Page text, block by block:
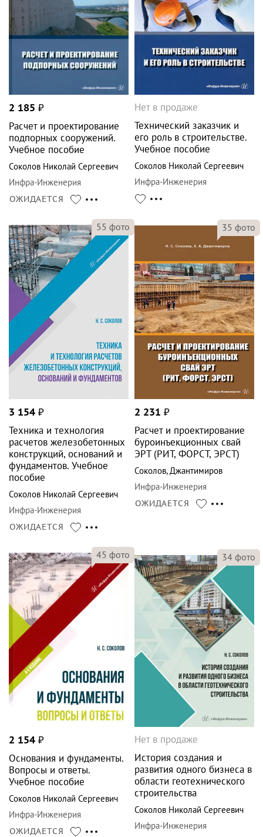
2 185 ₽
Расчет и проектирование
подпорных сооружений.
Учебное пособие
Соколов Николай Сергеевич
Инфра-Инженерия
ОЖИДАЕТСЯ
Нет в продаже
Технический заказчик и
его роль в строительстве.
Учебное пособие
Соколов Николай Сергеевич
Инфра-Инженерия
55 фото
3 154 ₽
Техника и технология
расчетов железобетонных
конструкций, оснований и
фундаментов. Учебное
пособие
Соколов Николай Сергеевич
Инфра-Инженерия
ОЖИДАЕТСЯ
35 фото
2 231 ₽
Расчет и проектирование
буроинъекционных свай
ЭРТ (РИТ, ФОРСТ, ЭРСТ)
Соколов,Джантимиров
Инфра-Инженерия
ОЖИДАЕТСЯ
45 фото
2 154 ₽
Основания и фундаменты.
Вопросы и ответы.
Учебное пособие
Соколов Николай Сергеевич
Инфра-Инженерия
ОЖИДАЕТСЯ
34 фото
Нет в продаже
История создания и
развития одного бизнеса в
области геотехнического
строительства
Соколов Николай Сергеевич
Инфра-Инженерия